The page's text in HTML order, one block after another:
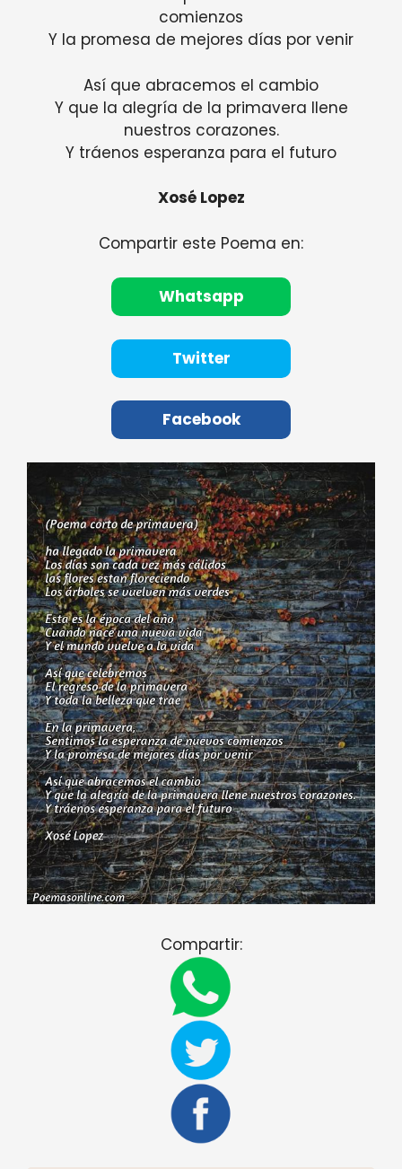
comienzos
Y la promesa de mejores días por venir
Así que abracemos el cambio
Y que la alegría de la primavera llene
nuestros corazones.
Y tráenos esperanza para el futuro
Xosé Lopez
Compartir este Poema en:
Whatsapp
Twitter
Facebook
Compartir: